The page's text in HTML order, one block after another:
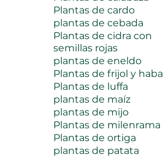
Plantas de cardo
plantas de cebada
Plantas de cidra con
semillas rojas
plantas de eneldo
Plantas de frijol y haba
Plantas de luffa
plantas de maíz
plantas de mijo
Plantas de milenrama
Plantas de ortiga
plantas de patata